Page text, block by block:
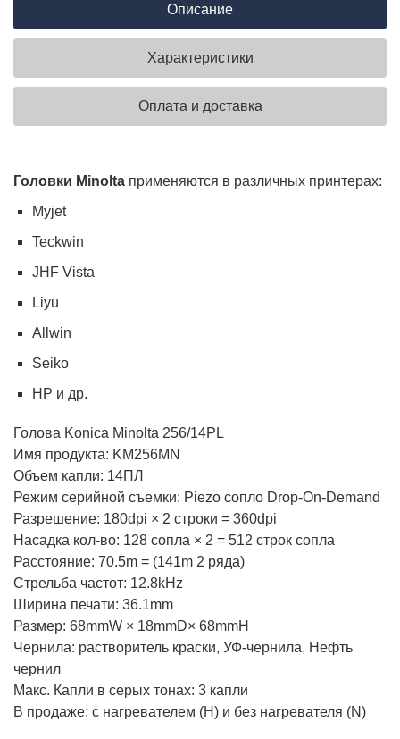
Описание
Характеристики
Оплата и доставка
Головки Minolta применяются в различных принтерах:
Myjet
Teckwin
JHF Vista
Liyu
Allwin
Seiko
HP и др.
Голова Konica Minolta 256/14PL
Имя продукта: KM256MN
Объем капли: 14ПЛ
Режим серийной съемки: Piezo сопло Drop-On-Demand
Разрешение: 180dpi × 2 строки = 360dpi
Насадка кол-во: 128 сопла × 2 = 512 строк сопла
Расстояние: 70.5m = (141m 2 ряда)
Стрельба частот: 12.8kHz
Ширина печати: 36.1mm
Размер: 68mmW × 18mmD× 68mmH
Чернила: растворитель краски, УФ-чернила, Нефть
чернил
Макс. Капли в серых тонах: 3 капли
В продаже: с нагревателем (H) и без нагревателя (N)